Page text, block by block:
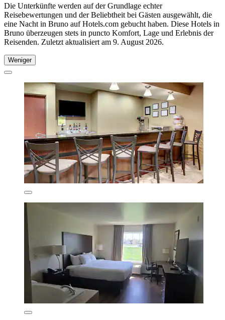
Die Unterkünfte werden auf der Grundlage echter
Reisebewertungen und der Beliebtheit bei Gästen ausgewählt, die
eine Nacht in Bruno auf Hotels.com gebucht haben. Diese Hotels in
Bruno überzeugen stets in puncto Komfort, Lage und Erlebnis der
Reisenden. Zuletzt aktualisiert am 9. August 2026.
Weniger